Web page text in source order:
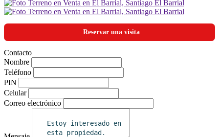
Reservar una visita
Contacto
Nombre
Teléfono
PIN
Celular
Correo electrónico